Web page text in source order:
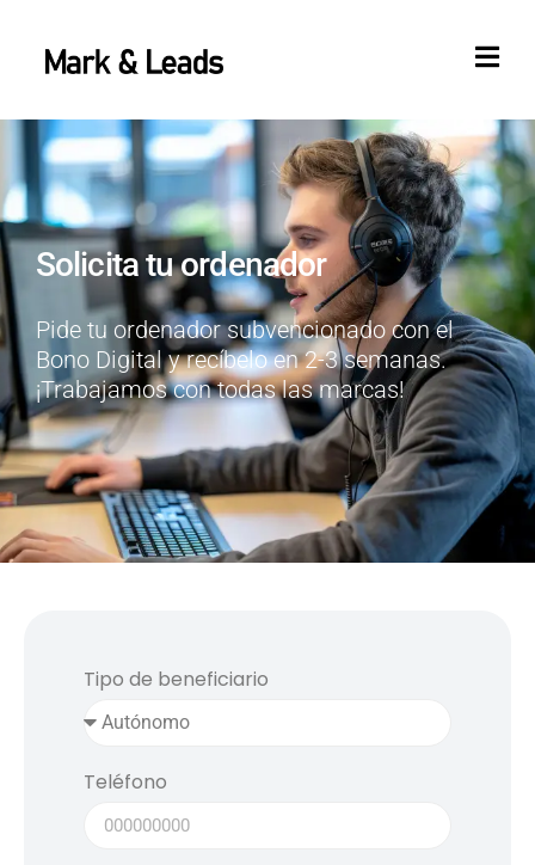
Solicita tu ordenador
Pide tu ordenador subvencionado con el
Bono Digital y recíbelo en 2-3 semanas.
¡Trabajamos con todas las marcas!
Tipo de beneficiario
Teléfono